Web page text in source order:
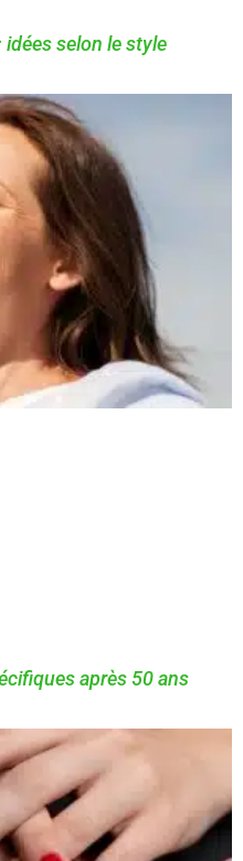
selon le style
après 50 ans